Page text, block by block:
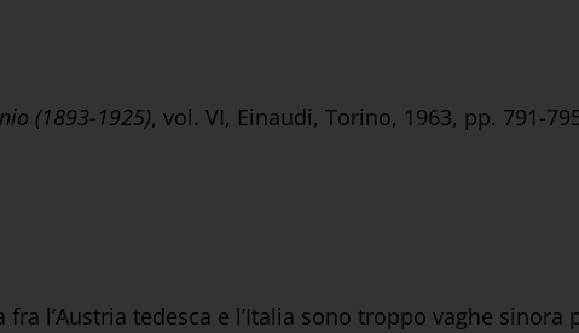
(1893-1925), vol. VI, Einaudi, Torino, 1963, pp. 791-
l’Austria tedesca e l’Italia sono troppo vaghe